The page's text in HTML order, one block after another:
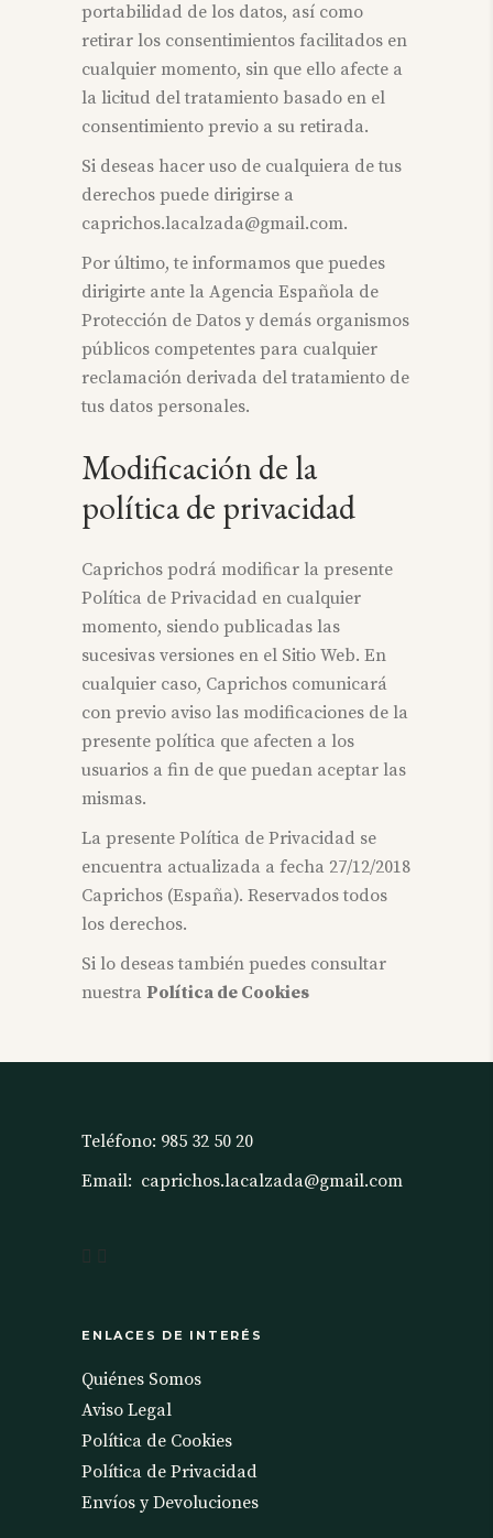
portabilidad de los datos, así como
retirar los consentimientos facilitados en
cualquier momento, sin que ello afecte a
la licitud del tratamiento basado en el
consentimiento previo a su retirada.
Si deseas hacer uso de cualquiera de tus
derechos puede dirigirse a
caprichos.lacalzada@gmail.com.
Por último, te informamos que puedes
dirigirte ante la Agencia Española de
Protección de Datos y demás organismos
públicos competentes para cualquier
reclamación derivada del tratamiento de
tus datos personales.
Modificación de la
política de privacidad
Caprichos podrá modificar la presente
Política de Privacidad en cualquier
momento, siendo publicadas las
sucesivas versiones en el Sitio Web. En
cualquier caso, Caprichos comunicará
con previo aviso las modificaciones de la
presente política que afecten a los
usuarios a fin de que puedan aceptar las
mismas.
La presente Política de Privacidad se
encuentra actualizada a fecha 27/12/2018
Caprichos (España). Reservados todos
los derechos.
Si lo deseas también puedes consultar
nuestra Política de Cookies
Teléfono: 985 32 50 20
Email: caprichos.lacalzada@gmail.com
ENLACES DE INTERÉS
Quiénes Somos
Aviso Legal
Política de Cookies
Política de Privacidad
Envíos y Devoluciones